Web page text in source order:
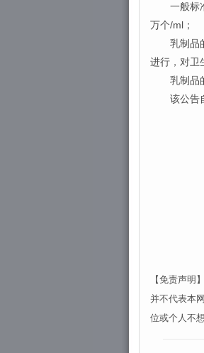
一般标准
万个/ml；
乳制品的
进行，对卫
乳制品的
该公告自
【免责声明
并不代表本
位或个人不